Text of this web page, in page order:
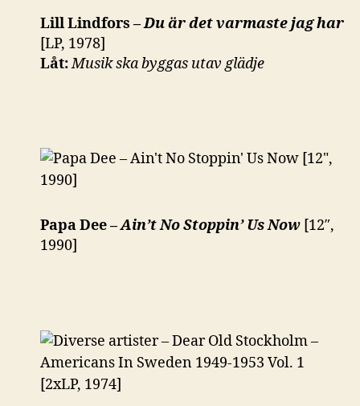
Lill Lindfors –Du är det varmaste jag har
[LP, 1978]
Låt:Musik ska byggas utav glädje
Papa Dee –Ain’t No Stoppin’ Us Now [12″,
1990]